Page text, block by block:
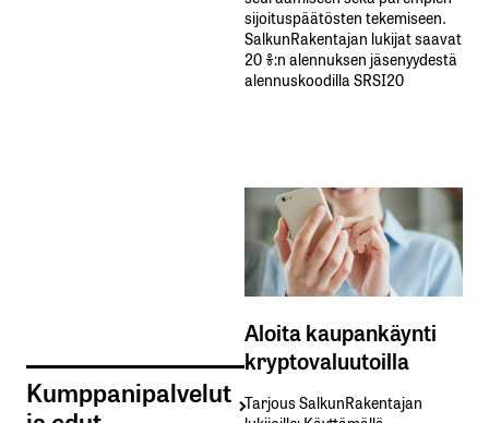
Kumppanipalvelut
sijoituspäätösten tekemiseen.
SalkunRakentajan lukijat saavat
20 %:n alennuksen jäsenyydestä
alennuskoodilla SRSI20
Aloita kaupankäynti
kryptovaluutoilla
Tarjous SalkunRakentajan